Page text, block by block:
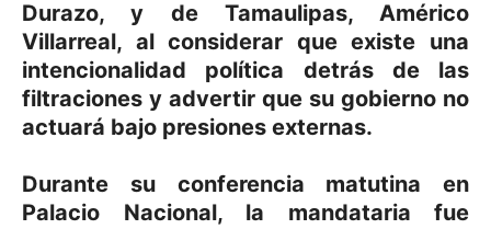
Durazo, y de Tamaulipas, Américo
Villarreal, al considerar que existe una
intencionalidad política detrás de las
filtraciones y advertir que su gobierno no
actuará bajo presiones externas.
Durante su conferencia matutina en
Palacio Nacional, la mandataria fue